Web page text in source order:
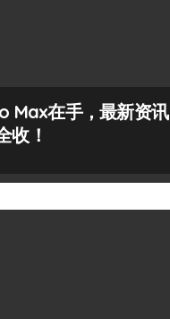
Max在手，最新资讯
收！